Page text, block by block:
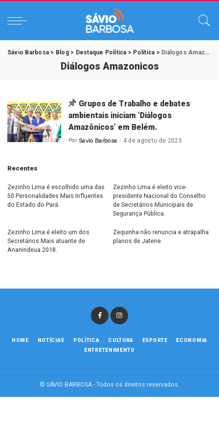
Sávio Barbosa > Blog> Destaque Política > Política > Diálogos Amazonicos
Diálogos Amazonicos
Grupos de Trabalho e debates
ambientais iniciam ‘Diálogos
Amazônicos’ em Belém.
Posted
Por Savio Barbosa 4 de agosto de 2023
Recentes
Zezinho Lima é escolhido uma das
50 Personalidades Mais Influentes
do Estado do Pará.
Zezinho Lima é eleito vice-
presidente Nacional do Conselho
de Secretários Municipais de
Segurança Pública.
Zezinho Lima é eleito um dos
Secretários Mais atuante de
Ananindeua 2018.
Zequinha não renuncia e atrapalha
planos de Jatene.
HOME NOTÍCIAS POLÍTICA CULTURA ESPORTE
ECONOMIA
ENTRETENIMENTO
© SÁVIO BARBOSA - Todos os direitos reservados.